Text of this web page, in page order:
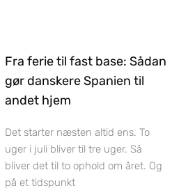
Fra ferie til fast base: Sådan
gør danskere Spanien til
andet hjem
Det starter næsten altid ens. To
uger i juli bliver til tre uger. Så
bliver det til to ophold om året. Og
på et tidspunkt